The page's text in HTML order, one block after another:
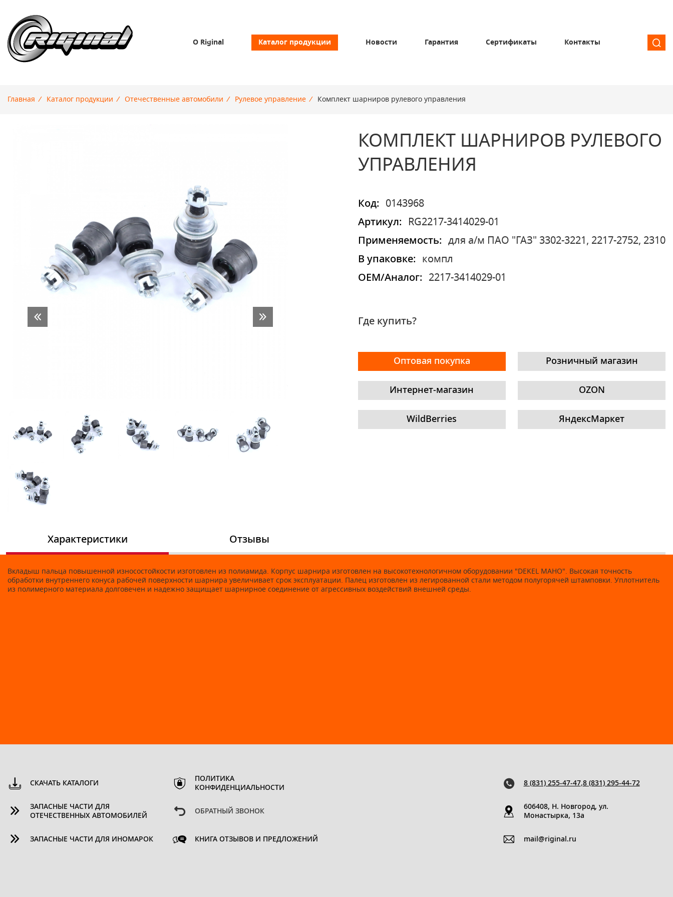
О Riginal Каталог продукции Новости Гарантия Сертификаты Контакты
Главная / Каталог продукции / Отечественные автомобили / Рулевое управление / Комплект шарниров рулевого управления
КОМПЛЕКТ ШАРНИРОВ РУЛЕВОГО
УПРАВЛЕНИЯ
Код:
0143968
Артикул:
RG2217-3414029-01
Применяемость:
для а/м ПАО "ГАЗ" 3302-3221, 2217-2752, 2310
В упаковке:
компл
OEM/Аналог:
2217-3414029-01
Где купить?
Оптовая покупка Розничный магазин
Интернет-магазин OZON
WildBerries ЯндексМаркет
Характеристики
Вкладыш пальца повышенной износостойкости изготовлен из полиамида. Корпус шарнира изготовлен на высокотехнологичном оборудовании "DEKEL MAHO". Высокая точность
обработки внутреннего конуса рабочей поверхности шарнира увеличивает срок эксплуатации. Палец изготовлен из легированной стали методом полугорячей штамповки. Уплотнитель
из полимерного материала долговечен и надежно защищает шарнирное соединение от агрессивных воздействий внешней среды.
Отзывы
СКАЧАТЬ КАТАЛОГИ
ЗАПАСНЫЕ ЧАСТИ ДЛЯ
ОТЕЧЕСТВЕННЫХ АВТОМОБИЛЕЙ
ЗАПАСНЫЕ ЧАСТИ ДЛЯ ИНОМАРОК
ПОЛИТИКА
КОНФИДЕНЦИАЛЬНОСТИ
ОБРАТНЫЙ ЗВОНОК
КНИГА ОТЗЫВОВ И ПРЕДЛОЖЕНИЙ
8 (831) 255-47-47,8 (831) 295-44-72
606408, Н. Новгород, ул.
Монастырка, 13a
mail@riginal.ru